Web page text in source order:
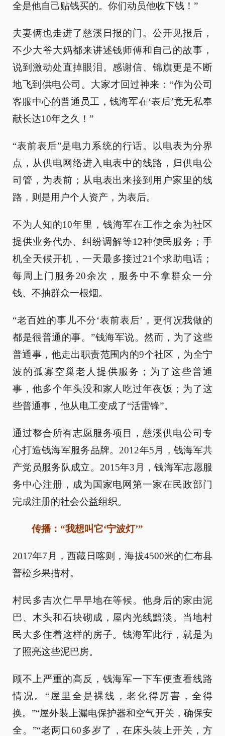
全是他自己贴钱买的。你们动员他收下钱！”
夫妻俩也走进了慈溪日报的门。公开见报后，
不少大爷大妈都来讲述钱师傅和自己的故事，
说到激动处直掉眼泪。感谢信、锦旗更是不断
地飞到供电公司。大家才回过神来：“作为公司
客服中心的普通员工，钱海军在‘表后’竟无私奉
献长达10年之久！”
“表前表后”是电力系统的行话。以电表为分界
点，从供电网络进入电表中的线路，归供电公
司管，为表前；从电表出来接到用户家里的线
路，则是用户个人资产，为表后。
不为人知的10年里，钱海军在工作之余为社区
提供业务代办、纠纷调解等12种便民服务；手
机全天候开机，一天最多接过21个求助电话；
每周上门服务20余次，服务中不拿群众一分
钱、不抽群众一根烟。
“老百姓的事儿不分‘表前表后’，更何况我做的
都是很普通的事。”钱海军说。然而，为了这些
普通事，他走出职责范围内的9个社区，为全宁
波的孤寡空巢老人提供服务；为了这些普通
事，他多个年头没和家人吃过年夜饭；为了这
些普通事，他从电工变成了“活雷锋”。
通过整合所有志愿服务项目，慈溪供电公司专
心打造钱海军服务品牌。2012年5月，钱海军共
产党员服务队成立。2015年3月，钱海军志愿服
务中心注册，成为国家电网第一家在民政部门
完成注册的社会公益组织。
传播：“我想叫它‘宁波灯’”
2017年7月，西藏日喀则，海拔4500米的仁布县
普松乡果措村。
村民多吉次仁早早地在等候。他身后的家由泥
巴、木头和石块砌成，屋内光线黯淡。当地村
民大多住着这样的房子。钱海军此行，就是为
了照亮这些泥巴房。
顾不上严重的高反，钱海军一下车便查看线路
情况。“屋里全是裸线，老化得厉害，全得
换。”“屋外装上漏电保护器和空气开关，确保安
全。”“老两口60多岁了，在床头装上开关，方